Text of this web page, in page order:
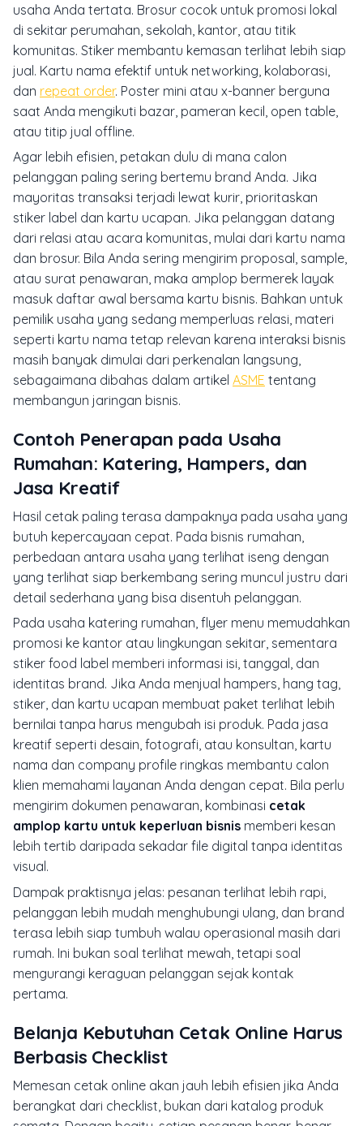
usaha Anda tertata. Brosur cocok untuk promosi lokal
di sekitar perumahan, sekolah, kantor, atau titik
komunitas. Stiker membantu kemasan terlihat lebih siap
jual. Kartu nama efektif untuk networking, kolaborasi,
dan repeat order. Poster mini atau x-banner berguna
saat Anda mengikuti bazar, pameran kecil, open table,
atau titip jual offline.
Agar lebih efisien, petakan dulu di mana calon
pelanggan paling sering bertemu brand Anda. Jika
mayoritas transaksi terjadi lewat kurir, prioritaskan
stiker label dan kartu ucapan. Jika pelanggan datang
dari relasi atau acara komunitas, mulai dari kartu nama
dan brosur. Bila Anda sering mengirim proposal, sample,
atau surat penawaran, maka amplop bermerek layak
masuk daftar awal bersama kartu bisnis. Bahkan untuk
pemilik usaha yang sedang memperluas relasi, materi
seperti kartu nama tetap relevan karena interaksi bisnis
masih banyak dimulai dari perkenalan langsung,
sebagaimana dibahas dalam artikel ASME tentang
membangun jaringan bisnis.
Contoh Penerapan pada Usaha
Rumahan: Katering, Hampers, dan
Jasa Kreatif
Hasil cetak paling terasa dampaknya pada usaha yang
butuh kepercayaan cepat. Pada bisnis rumahan,
perbedaan antara usaha yang terlihat iseng dengan
yang terlihat siap berkembang sering muncul justru dari
detail sederhana yang bisa disentuh pelanggan.
Pada usaha katering rumahan, flyer menu memudahkan
promosi ke kantor atau lingkungan sekitar, sementara
stiker food label memberi informasi isi, tanggal, dan
identitas brand. Jika Anda menjual hampers, hang tag,
stiker, dan kartu ucapan membuat paket terlihat lebih
bernilai tanpa harus mengubah isi produk. Pada jasa
kreatif seperti desain, fotografi, atau konsultan, kartu
nama dan company profile ringkas membantu calon
klien memahami layanan Anda dengan cepat. Bila perlu
mengirim dokumen penawaran, kombinasi cetak
amplop kartu untuk keperluan bisnis memberi kesan
lebih tertib daripada sekadar file digital tanpa identitas
visual.
Dampak praktisnya jelas: pesanan terlihat lebih rapi,
pelanggan lebih mudah menghubungi ulang, dan brand
terasa lebih siap tumbuh walau operasional masih dari
rumah. Ini bukan soal terlihat mewah, tetapi soal
mengurangi keraguan pelanggan sejak kontak
pertama.
Belanja Kebutuhan Cetak Online Harus
Berbasis Checklist
Memesan cetak online akan jauh lebih efisien jika Anda
berangkat dari checklist, bukan dari katalog produk